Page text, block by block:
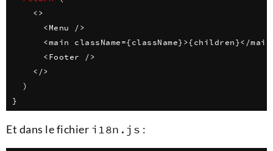
<>
<Menu />
<main className={className}>{children}< /main
<Footer />
< />
)
}
Et dans le fichier i18n.js :